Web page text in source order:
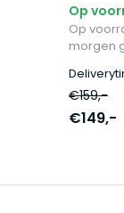
Op
Op
morgen
€159,-
€149,-